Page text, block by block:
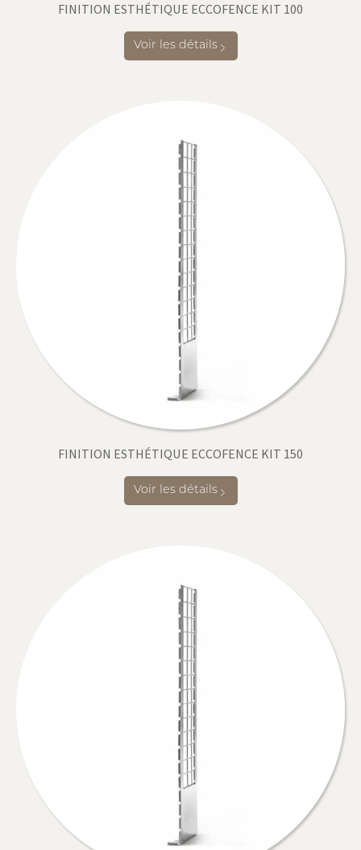
FINITION ESTHÉTIQUE ECCOFENCE KIT 100
Voir les détails
FINITION ESTHÉTIQUE ECCOFENCE KIT 150
Voir les détails